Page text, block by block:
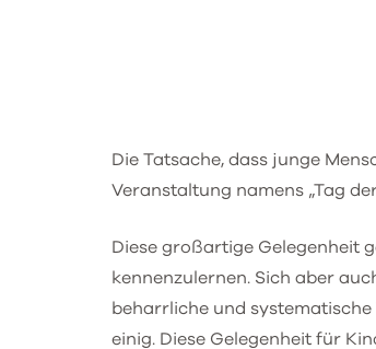
Die Tatsache, dass junge
Veranstaltung namens „Tag
Diese großartige Gelegenheit
kennenzulernen. Sich aber
beharrliche und
einig. Diese Gelegenheit für